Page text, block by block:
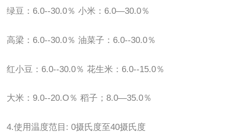
绿豆：6.0--30.0％ 小米：6.0—30.0％
高梁：6.0--30.0％ 油菜子：6.0--30.0％
红小豆：6.0--30.0％ 花生米：6.0--15.0％
大米：9.0--20.O％ 稻子；8.0—35.0％
4.使用温度范目: 0摄氏度至40摄氏度